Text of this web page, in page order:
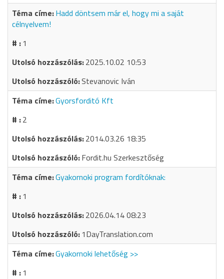
Hadd döntsem már el, hogy mi a saját
célnyelvem!
1
2025.10.02 10:53
Stevanovic Iván
Gyorsforditó Kft
2
2014.03.26 18:35
Fordit.hu Szerkesztőség
Gyakornoki program fordítóknak:
1
2026.04.14 08:23
1DayTranslation.com
Gyakornoki lehetőség >>
1